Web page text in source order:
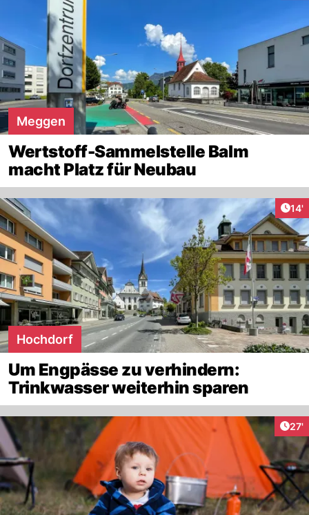
Meggen
Wertstoff-Sammelstelle Balm
macht Platz für Neubau
14'
Hochdorf
Um Engpässe zu verhindern:
Trinkwasser weiterhin sparen
27'